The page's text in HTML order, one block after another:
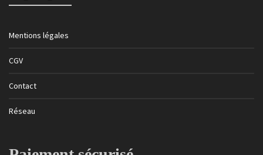
Mentions légales
CGV
Contact
Réseau